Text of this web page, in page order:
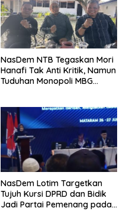
NasDem NTB Tegaskan Mori
Hanafi Tak Anti Kritik, Namun
Tuduhan Monopoli MBG
NasDem Lotim Targetkan
Tujuh Kursi DPRD dan Bidik
Jadi Partai Pemenang pada